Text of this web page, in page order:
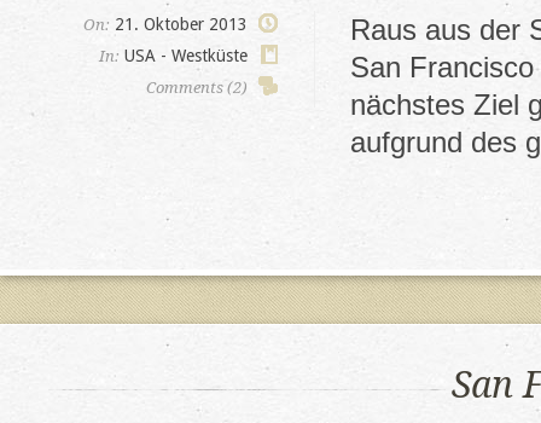
On: 21. Oktober 2013
In: USA - Westküste
Comments (2)
Raus aus der
San
nächstes Ziel
aufgrund des
San